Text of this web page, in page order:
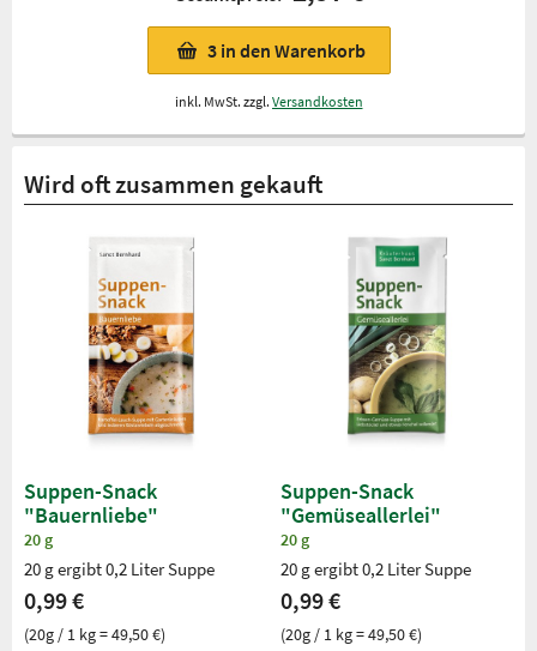
3 in den Warenkorb
inkl. MwSt. zzgl. Versandkosten
Wird oft zusammen gekauft
Suppen-Snack
"Bauernliebe"
20 g
20 g ergibt 0,2 Liter Suppe
0,99 €
(20g / 1 kg = 49,50 €)
Suppen-Snack
"Gemüseallerlei"
20 g
20 g ergibt 0,2 Liter Suppe
0,99 €
(20g / 1 kg = 49,50 €)